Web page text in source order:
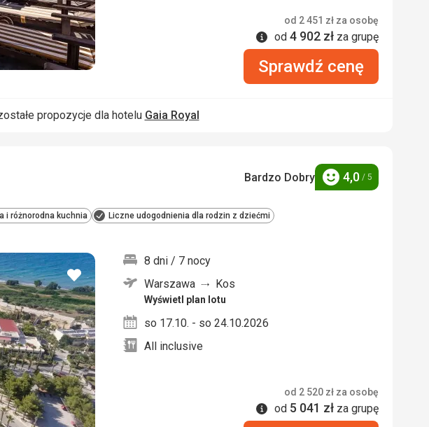
od 2 451 zł za osobę
Informacje
od 4 902 zł za grupę
Sprawdź cenę
propozycje dla hotelu Gaia Royal
Bardzo Dobry Ocena
4,0 / 5
i różnorodna kuchnia
Liczne udogodnienia dla rodzin z dziećmi
dodaj
do
ulubionych
8 dni / 7 nocy
Warszawa
Kos
Wyświetl plan lotu
so 17.10. - so 24.10.2026
All inclusive
od 2 520 zł za osobę
Informacje
od 5 041 zł za grupę